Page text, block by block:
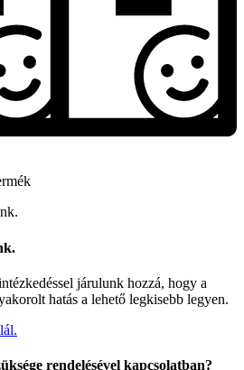
járulunk hozzá, hogy a
hatás a lehető legkisebb legyen.
rendelésével kapcsolatban?